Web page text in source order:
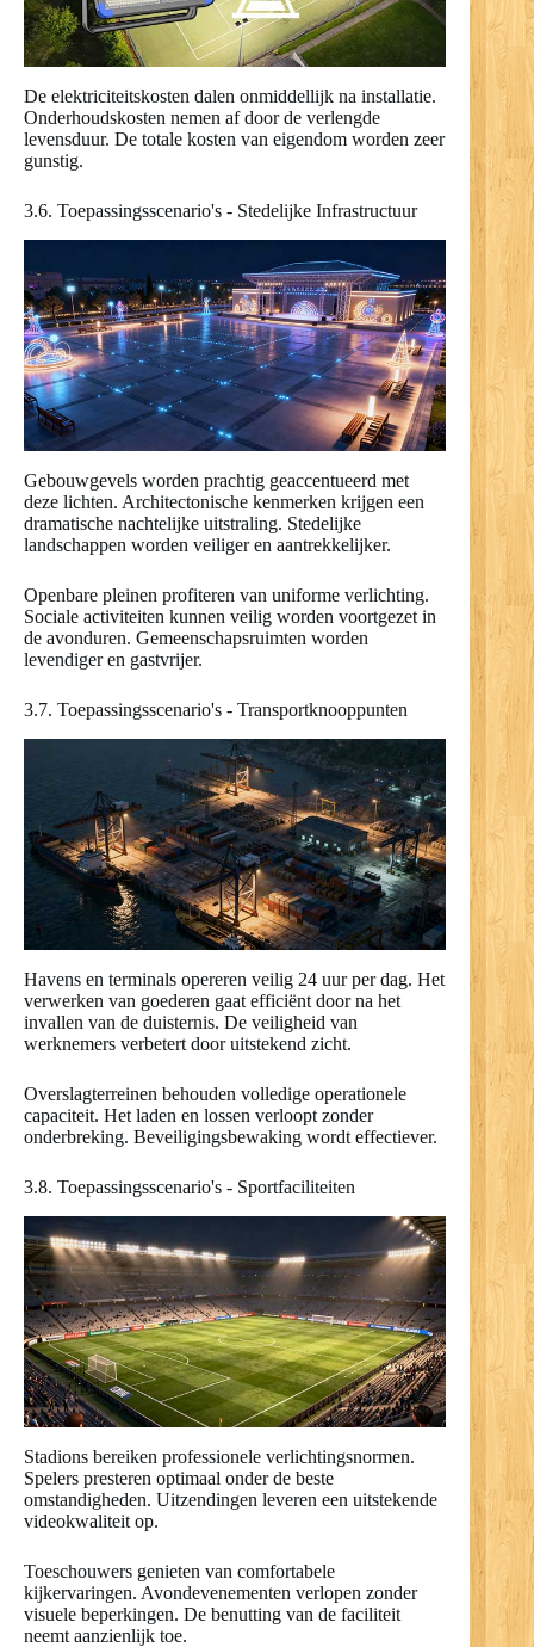
De elektriciteitskosten dalen onmiddellijk na installatie.
Onderhoudskosten nemen af door de verlengde
levensduur. De totale kosten van eigendom worden zeer
gunstig.
3.6. Toepassingsscenario's - Stedelijke Infrastructuur
Gebouwgevels worden prachtig geaccentueerd met
deze lichten. Architectonische kenmerken krijgen een
dramatische nachtelijke uitstraling. Stedelijke
landschappen worden veiliger en aantrekkelijker.
Openbare pleinen profiteren van uniforme verlichting.
Sociale activiteiten kunnen veilig worden voortgezet in
de avonduren. Gemeenschapsruimten worden
levendiger en gastvrijer.
3.7. Toepassingsscenario's - Transportknooppunten
Havens en terminals opereren veilig 24 uur per dag. Het
verwerken van goederen gaat efficiënt door na het
invallen van de duisternis. De veiligheid van
werknemers verbetert door uitstekend zicht.
Overslagterreinen behouden volledige operationele
capaciteit. Het laden en lossen verloopt zonder
onderbreking. Beveiligingsbewaking wordt effectiever.
3.8. Toepassingsscenario's - Sportfaciliteiten
Stadions bereiken professionele verlichtingsnormen.
Spelers presteren optimaal onder de beste
omstandigheden. Uitzendingen leveren een uitstekende
videokwaliteit op.
Toeschouwers genieten van comfortabele
kijkervaringen. Avondevenementen verlopen zonder
visuele beperkingen. De benutting van de faciliteit
neemt aanzienlijk toe.